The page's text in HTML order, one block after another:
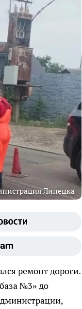
Липецка
ремонт дороги.
№3» до